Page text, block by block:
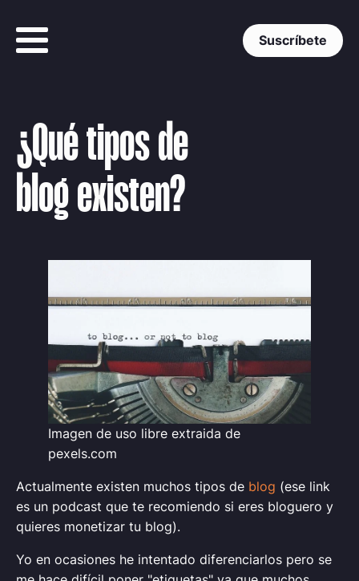
Suscríbete
¿Qué tipos de
blog existen?
Imagen de uso libre extraida de
pexels.com
Actualmente existen muchos tipos de blog (ese link
es un podcast que te recomiendo si eres bloguero y
quieres monetizar tu blog).
Yo en ocasiones he intentado diferenciarlos pero se